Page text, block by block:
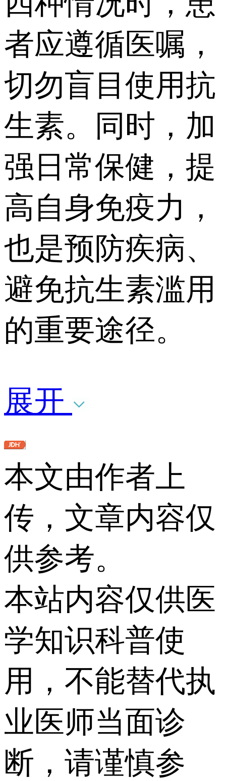
者应遵循医嘱，
切勿盲目使用抗
生素。同时，加
强日常保健，提
高自身免疫力，
也是预防疾病、
避免抗生素滥用
的重要途径。
展开
本文由作者上
传，文章内容仅
供参考。
本站内容仅供医
学知识科普使
用，不能替代执
业医师当面诊
断，请谨慎参